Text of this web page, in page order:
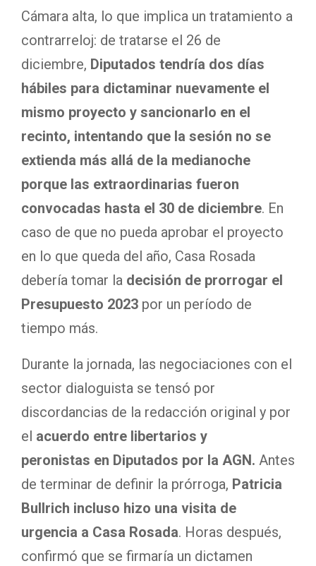
Cámara alta, lo que implica un tratamiento a
contrarreloj: de tratarse el 26 de
diciembre, Diputados tendría dos días
hábiles para dictaminar nuevamente el
mismo proyecto y sancionarlo en el
recinto, intentando que la sesión no se
extienda más allá de la medianoche
porque las extraordinarias fueron
convocadas hasta el 30 de diciembre. En
caso de que no pueda aprobar el proyecto
en lo que queda del año, Casa Rosada
debería tomar la decisión de prorrogar el
Presupuesto 2023 por un período de
tiempo más.
Durante la jornada, las negociaciones con el
sector dialoguista se tensó por
discordancias de la redacción original y por
el acuerdo entre libertarios y
peronistas en Diputados por la AGN. Antes
de terminar de definir la prórroga, Patricia
Bullrich incluso hizo una visita de
urgencia a Casa Rosada. Horas después,
confirmó que se firmaría un dictamen